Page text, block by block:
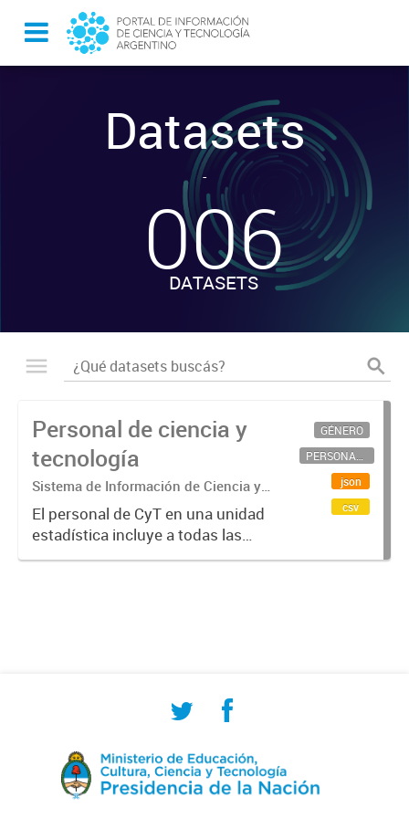
Datasets
-
006
DATASETS
Personal de ciencia y
tecnología
Sistema de Información de Ciencia y
Tecnología Argentino (SICYTAR)
El personal de CyT en una unidad
estadística incluye a todas las
personas involucradas
GÉNERO
PERSONAL CIENTÍFICO-TECNOLÓGICO
json
csv